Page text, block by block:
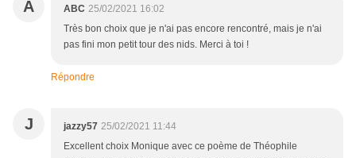
A ABC 25/02/2021 16:02
Très bon choix que je n'ai pas encore rencontré, mais je n'ai
pas fini mon petit tour des nids. Merci à toi !
Répondre
J jazzy57 25/02/2021 11:44
Excellent choix Monique avec ce poème de Théophile